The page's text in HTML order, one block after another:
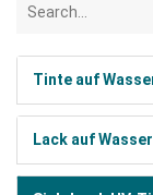
Tinte auf
Lack auf